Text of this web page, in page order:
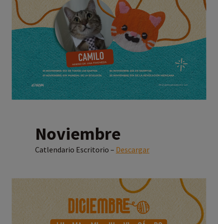
Noviembre
Catlendario Escritorio – Descargar